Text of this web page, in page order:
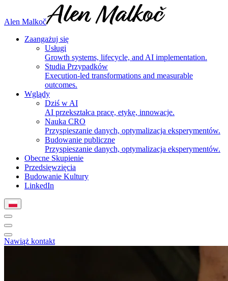
Alen Malkoč
Zaangażuj się
Usługi
Growth systems, lifecycle, and AI implementation.
Studia Przypadków
Execution-led transformations and measurable
outcomes.
Wglądy
Dziś w AI
AI przekształca pracę, etykę, innowacje.
Nauka CRO
Przyspieszanie danych, optymalizacja eksperymentów.
Budowanie publiczne
Przyspieszanie danych, optymalizacja eksperymentów.
Obecne Skupienie
Przedsięwzięcia
Budowanie Kultury
LinkedIn
Nawiąż kontakt